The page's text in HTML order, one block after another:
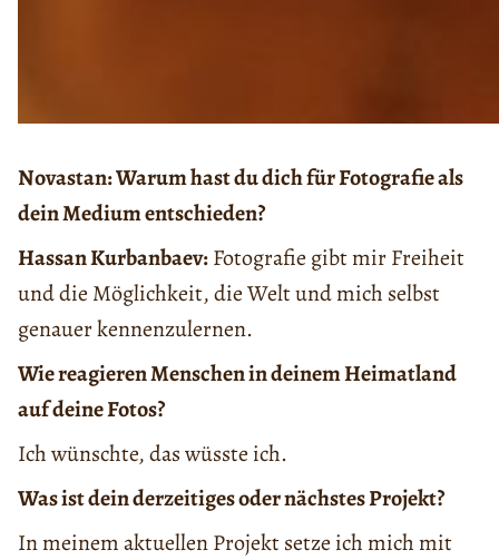
Novastan: Warum hast du dich für Fotografie als
dein Medium entschieden?
Hassan Kurbanbaev:Fotografie gibt mir Freiheit
und die Möglichkeit, die Welt und mich selbst
genauer kennenzulernen.
Wie reagieren Menschen in deinem Heimatland
auf deine Fotos?
Ich wünschte, das wüsste ich.
Was ist dein derzeitiges oder nächstes Projekt?
In meinem aktuellen Projekt setze ich mich mit